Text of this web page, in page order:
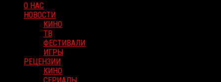
О НАС
НОВОСТИ
КИНО
ТВ
ФЕСТИВАЛИ
ИГРЫ
РЕЦЕНЗИИ
КИНО
СЕРИАЛЫ